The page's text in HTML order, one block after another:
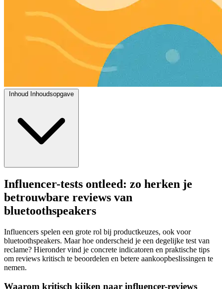
Inhoud Inhoudsopgave
Influencer-tests ontleed: zo herken je
betrouwbare reviews van
bluetoothspeakers
Influencers spelen een grote rol bij productkeuzes, ook voor
bluetoothspeakers. Maar hoe onderscheid je een degelijke test van
reclame? Hieronder vind je concrete indicatoren en praktische tips
om reviews kritisch te beoordelen en betere aankoopbeslissingen te
nemen.
Waarom kritisch kijken naar influencer-reviews